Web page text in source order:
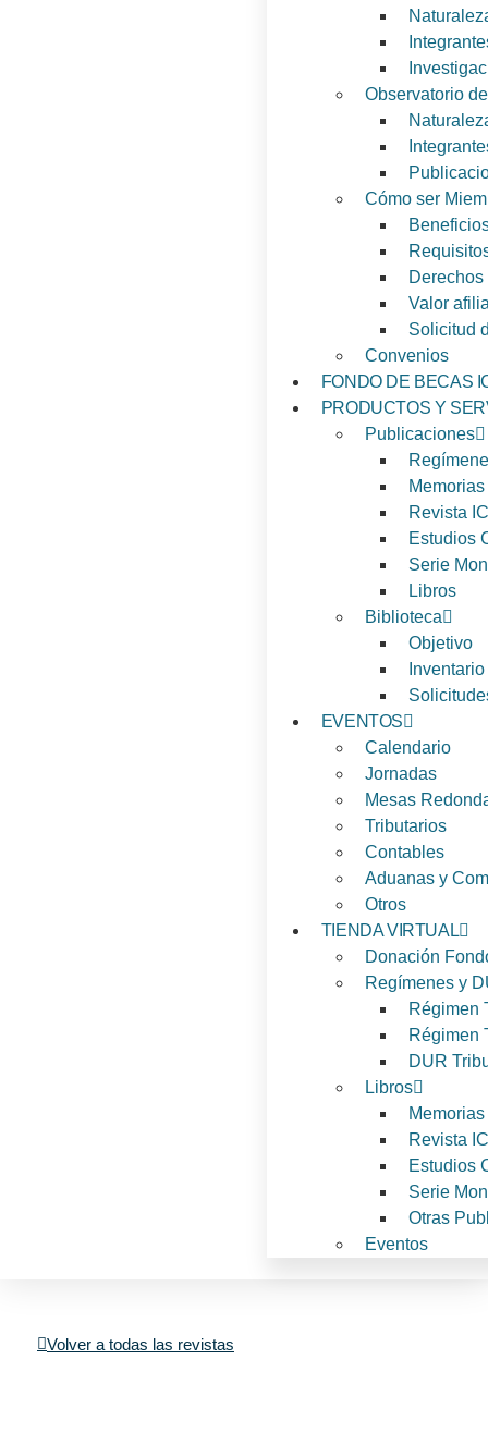
Observatorio
Cómo ser
Valor
Solicitud
Convenios
FONDO DE BECAS
PRODUCTOS Y
Publicaciones
Revista
Estudios
Serie
Libros
Biblioteca
Objetivo
EVENTOS
Calendario
Jornadas
Mesas
Tributarios
Contables
Aduanas y
Otros
TIENDA VIRTUAL
Donación
Regímenes y
Régimen
Régimen
DUR
Libros
Revista
Estudios
Serie
Otras
Eventos
Volver a todas las revistas